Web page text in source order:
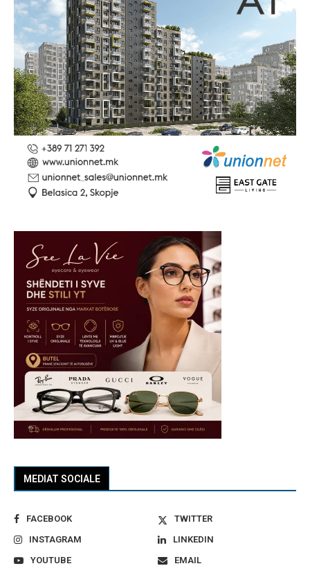
MEDIAT SOCIALE
FACEBOOK
TWITTER
INSTAGRAM
LINKEDIN
YOUTUBE
EMAIL